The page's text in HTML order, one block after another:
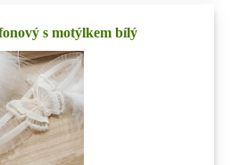
s motýlkem bílý